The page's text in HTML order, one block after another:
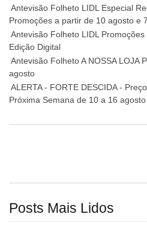
Antevisão Folheto LIDL Especial
Promoções a partir de 10 agosto e
Antevisão Folheto LIDL
Edição Digital
Antevisão Folheto A NOSSA LOJA
agosto
ALERTA - FORTE DESCIDA -
Próxima Semana de 10 a 16 agosto
Posts Mais Lidos